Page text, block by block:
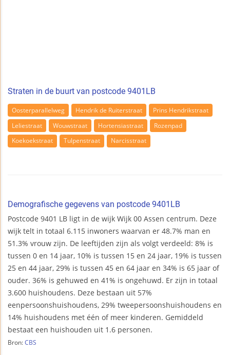
Straten in de buurt van postcode 9401LB
Oosterparallelweg Hendrik de Ruiterstraat
Prins Hendrikstraat
Leliestraat
Wouwstraat Hortensiastraat
Rozenpad
Koekoekstraat
Tulpenstraat Narcisstraat
Demografische gegevens van postcode 9401LB
Postcode 9401 LB ligt in de wijk Wijk 00 Assen centrum. Deze
wijk telt in totaal 6.115 inwoners waarvan er 48.7% man en
51.3% vrouw zijn. De leeftijden zijn als volgt verdeeld: 8% is
tussen 0 en 14 jaar, 10% is tussen 15 en 24 jaar, 19% is tussen
25 en 44 jaar, 29% is tussen 45 en 64 jaar en 34% is 65 jaar of
ouder. 36% is gehuwed en 41% is ongehuwd. Er zijn in totaal
3.600 huishoudens. Deze bestaan uit 57%
eenpersoonshuishoudens, 29% tweepersoonshuishoudens en
14% huishoudens met één of meer kinderen. Gemiddeld
bestaat een huishouden uit 1.6 personen.
Bron: CBS